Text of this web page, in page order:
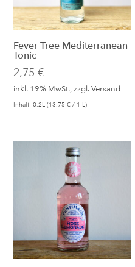
Fever Tree Mediterranean
Tonic
2,75€
inkl. 19% MwSt., zzgl.Versand
Inhalt: 0,2L (13,75€ / 1 L)